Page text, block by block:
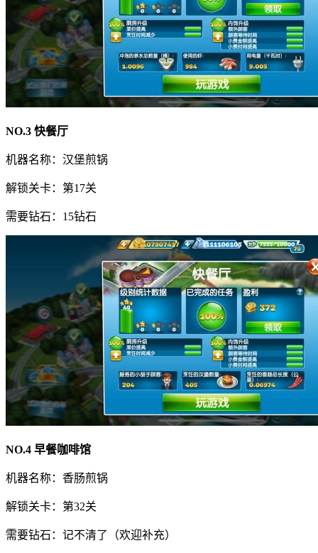
NO.3 快餐厅
机器名称：汉堡煎锅
解锁关卡：第17关
需要钻石：15钻石
NO.4 早餐咖啡馆
机器名称：香肠煎锅
解锁关卡：第32关
需要钻石：记不清了（欢迎补充）